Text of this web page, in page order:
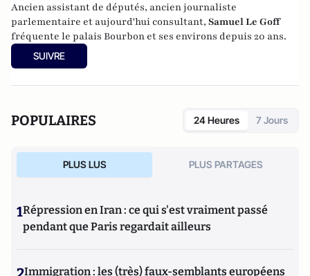
Ancien assistant de députés, ancien journaliste
parlementaire et aujourd'hui consultant, Samuel Le Goff
fréquente le palais Bourbon et ses environs depuis 20 ans.
SUIVRE
POPULAIRES 24 Heures 7 Jours
PLUS LUS PLUS PARTAGES
1Répression en Iran : ce qui s'est vraiment passé
pendant que Paris regardait ailleurs
Immigration : les (très) faux-semblants européens